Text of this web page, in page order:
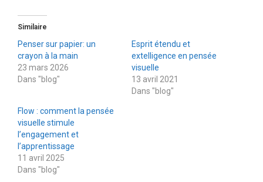
Similaire
Penser sur papier: un
crayon à la main
23 mars 2026
Dans "blog"
Esprit étendu et
extelligence en pensée
visuelle
13 avril 2021
Dans "blog"
Flow : comment la pensée
visuelle stimule
l’engagement et
l’apprentissage
11 avril 2025
Dans "blog"